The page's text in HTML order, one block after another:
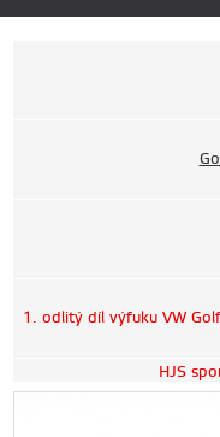
1. odlitý díl výfuku VW
HJS